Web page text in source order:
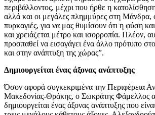
περιβάλλοντος, μέχρι που ήρθε η
αλλά και οι μεγάλες πλημμύρες στη Μάνδρα,
πυρκαγιές, για να μας θυμίσουν ότι η φύση
και χρειάζεται μέτρο και ισορροπία. Πλέον,
προσπαθεί να εισαγάγει ένα άλλο πρότυπο
και στην ανάπτυξη της χώρας”.
Δημιουργείται ένας άξονας ανάπτυξης
Όσον αφορά συγκεκριμένα την Περιφέρεια
Μακεδονίας-Θράκης, ο Σωκράτης Φάμελλος
δημιουργείται ένας άξονας ανάπτυξης που